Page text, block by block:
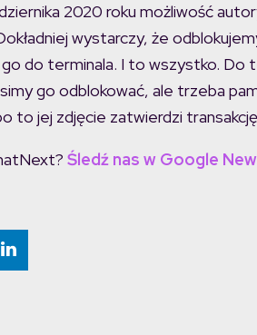
2020 roku możliwość
wystarczy, że
do terminala. I to wszystko. Do
go odblokować, ale trzeba
to jej zdjęcie zatwierdzi
Śledź nas w Google